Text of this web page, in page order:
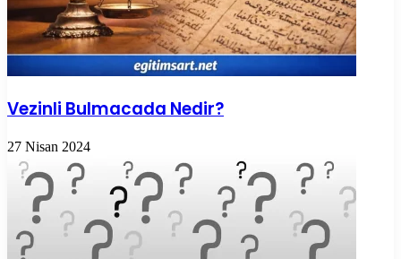
Vezinli Bulmacada Nedir?
27 Nisan 2024